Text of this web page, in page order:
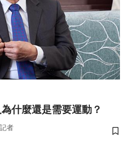
什麼還是需要運動？
者
儲